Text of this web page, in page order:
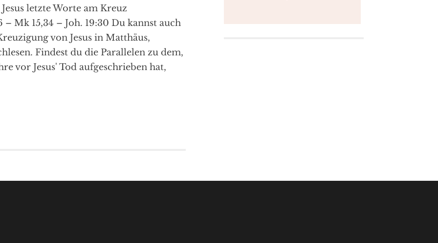
letzte Worte am Kreuz
Mk 15,34 – Joh. 19:30 Du kannst auch
von Jesus in Matthäus,
Findest du die Parallelen zu dem,
vor Jesus' Tod aufgeschrieben hat,